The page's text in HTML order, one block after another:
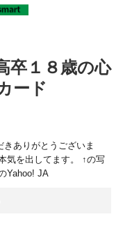
卒１８歳の心
ード
ありがとうございま
気を出してます。 ↑の写
Yahoo! JA